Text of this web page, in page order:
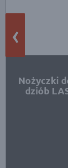
Nożyczki
dziób
‹